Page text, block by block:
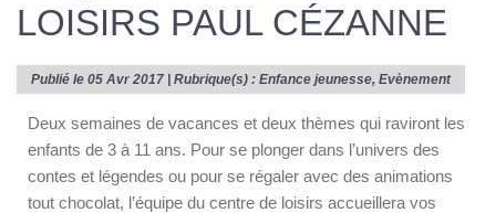
LOISIRS PAUL CÉZANNE
Publié le 05 Avr 2017 | Rubrique(s) : Enfance jeunesse, Evènement
Deux semaines de vacances et deux thèmes qui raviront les
enfants de 3 à 11 ans. Pour se plonger dans l’univers des
contes et légendes ou pour se régaler avec des animations
tout chocolat, l’équipe du centre de loisirs accueillera vos